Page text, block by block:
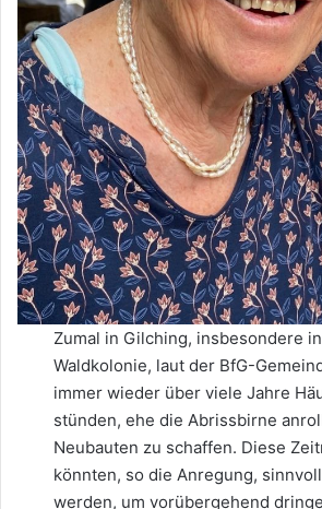
Zumal in Gilching, insbesondere
Waldkolonie, laut der BfG-
immer wieder über viele Jahre
stünden, ehe die Abrissbirne
Neubauten zu schaffen. Diese
könnten, so die Anregung,
werden, um vorübergehend